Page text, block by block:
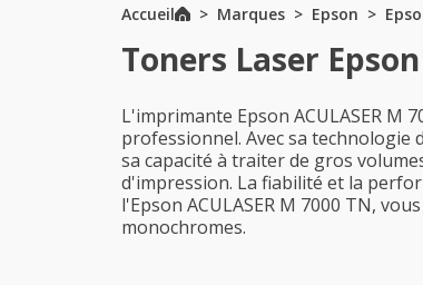
Accueil Marques Epson
Toners Laser
L'imprimante Epson ACULASER
professionnel. Avec sa
sa capacité à traiter de gros
d'impression. La fiabilité et la
l'Epson ACULASER M 7000 TN,
monochromes.